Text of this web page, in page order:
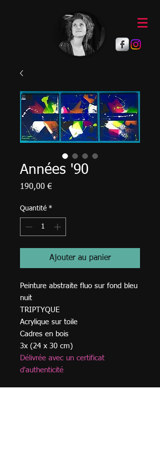
Années '90
190,00 €Prix
Quantité *
Ajouter au panier
Peinture abstraite fluo sur fond bleu
nuit
TRIPTYQUE
Acrylique sur toile
Cadres en bois
3x (24 x 30 cm)
Délivrée avec un certificat
d'authenticité